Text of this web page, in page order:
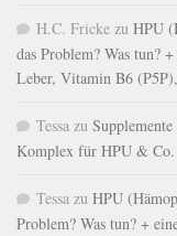
H.C. Fricke zu HPU
das Problem? Was tun?
Leber, Vitamin B6
Tessa zu
Komplex für HPU & Co.
Tessa zu HPU
Problem? Was tun? +